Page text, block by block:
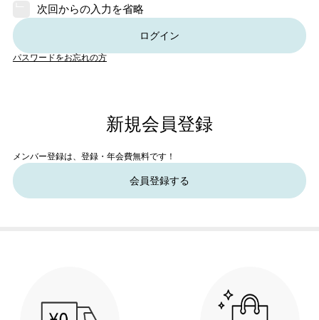
次回からの入力を省略
ログイン
パスワードをお忘れの方
新規会員登録
メンバー登録は、登録・年会費無料です！
会員登録する